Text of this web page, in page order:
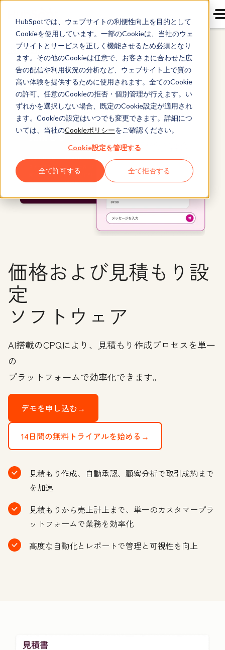
HubSpotでは、ウェブサイトの利便性向上を目的として
Cookieを使用しています。一部のCookieは、当社のウェ
ブサイトとサービスを正しく機能させるため必須となり
ます。その他のCookieは任意で、お客さまに合わせた広
告の配信や利用状況の分析など、ウェブサイト上で質の
高い体験を提供するために使用されます。全てのCookie
の許可、任意のCookieの拒否・個別管理が行えます。い
ずれかを選択しない場合、既定のCookie設定が適用され
ます。Cookieの設定はいつでも変更できます。詳細につ
いては、当社のCookieポリシーをご確認ください。
Cookie設定を管理する
全て許可する 全て拒否する
Revenue Hub
価格および見積もり設
定
ソフトウェア
AI搭載のCPQにより、見積もり作成プロセスを単一
の
プラットフォームで効率化できます。
デモを申し込む→
14日間の無料トライアルを始める→
見積もり作成、自動承認、顧客分析で取引成約まで
を加速
見積もりから売上計上まで、単一のカスタマープラ
ットフォームで業務を効率化
高度な自動化とレポートで管理と可視性を向上